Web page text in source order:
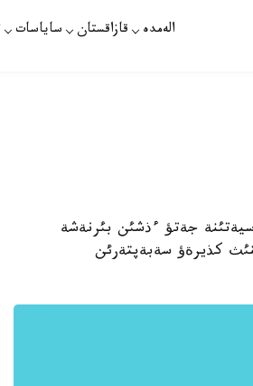
الەمدە قازاقستان ساياسات
قاسيةتئنة جةتؤ ءذشئن بئرنةشة
كذيرةؤ سةبةپتةرئن